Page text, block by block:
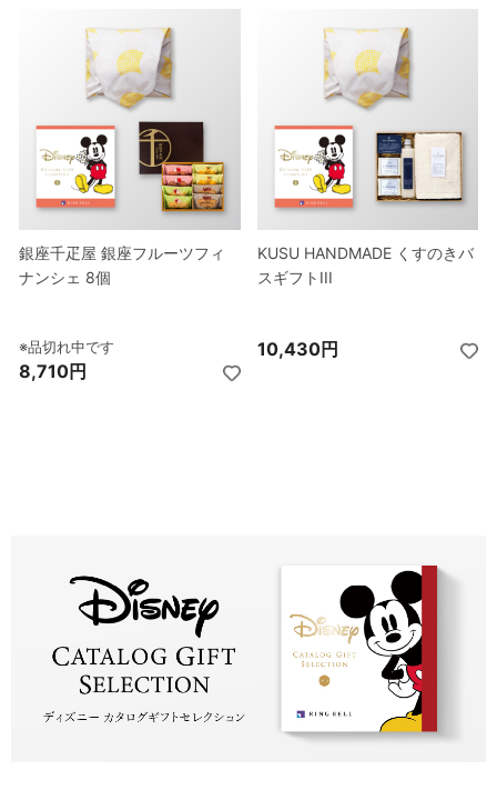
銀座千疋屋 銀座フルーツフィ
ナンシェ 8個
※品切れ中です
8,710円
KUSU HANDMADE くすのきバ
スギフトIII
10,430円
銀座千疋屋 銀座フルーツフィ
ナンシェ 8個
※品切れ中です
9,750円
KUSU HANDMADE くすのきバ
スギフトIII
11,530円
銀座千疋屋 銀座フルーツフィ
ナンシェ 8個
※品切れ中です
8,710円
KUSU HANDMADE くすのきバ
スギフトIII
10,430円
銀座千疋屋 銀座フルーツフィ
ナンシェ 8個
※品切れ中です
9,750円
KUSU HANDMADE くすのきバ
スギフトIII
11,530円